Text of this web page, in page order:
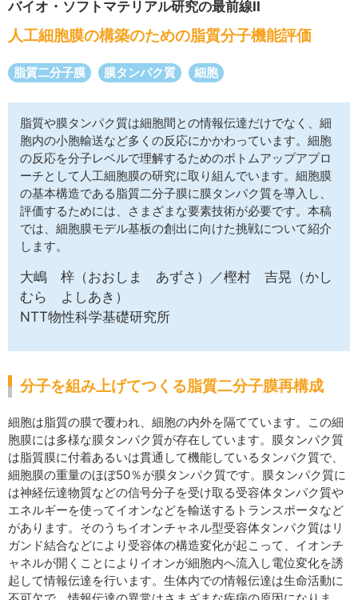
問い合わせ
サイトマップ
バイオ・ソフトマテリアル研究の最前線II
人工細胞膜の構築のための脂質分子機能評価
脂質二分子膜 膜タンパク質 細胞
脂質や膜タンパク質は細胞間との情報伝達だけでなく、細
胞内の小胞輸送など多くの反応にかかわっています。細胞
の反応を分子レベルで理解するためのボトムアップアプロ
ーチとして人工細胞膜の研究に取り組んでいます。細胞膜
の基本構造である脂質二分子膜に膜タンパク質を導入し、
評価するためには、さまざまな要素技術が必要です。本稿
では、細胞膜モデル基板の創出に向けた挑戦について紹介
します。
大嶋 梓（おおしま あずさ）／樫村 吉晃（かし
むら よしあき）
NTT物性科学基礎研究所
分子を組み上げてつくる脂質二分子膜再構成
細胞は脂質の膜で覆われ、細胞の内外を隔てています。この細
胞膜には多様な膜タンパク質が存在しています。膜タンパク質
は脂質膜に付着あるいは貫通して機能しているタンパク質で、
細胞膜の重量のほぼ50％が膜タンパク質です。膜タンパク質に
は神経伝達物質などの信号分子を受け取る受容体タンパク質や
エネルギーを使ってイオンなどを輸送するトランスポータなど
があります。そのうちイオンチャネル型受容体タンパク質はリ
ガンド結合などにより受容体の構造変化が起こって、イオンチ
ャネルが開くことによりイオンが細胞内へ流入し電位変化を誘
起して情報伝達を行います。生体内での情報伝達は生命活動に